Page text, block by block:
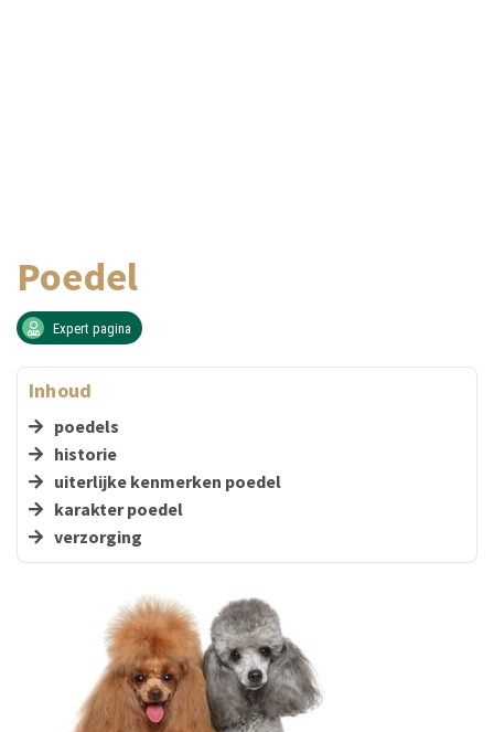
Poedel
Expert pagina
Inhoud
poedels
historie
uiterlijke kenmerken poedel
karakter poedel
verzorging